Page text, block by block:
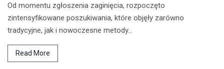
Od momentu zgłoszenia zaginięcia, rozpoczęto
zintensyfikowane poszukiwania, które objęły zarówno
tradycyjne, jak i nowoczesne metody…
Read More